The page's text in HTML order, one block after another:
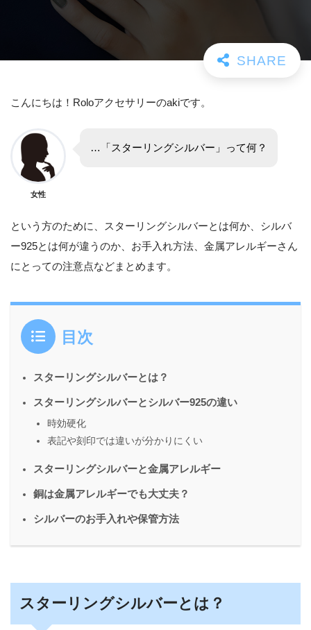
こんにちは！Roloアクセサリーのakiです。
女性
…「スターリングシルバー」って何？
という方のために、スターリングシルバーとは何か、シルバ
ー925とは何が違うのか、お手入れ方法、金属アレルギーさん
にとっての注意点などまとめます。
目次
スターリングシルバーとは？
スターリングシルバーとシルバー925の違い
時効硬化
表記や刻印では違いが分かりにくい
スターリングシルバーと金属アレルギー
銅は金属アレルギーでも大丈夫？
シルバーのお手入れや保管方法
スターリングシルバーとは？